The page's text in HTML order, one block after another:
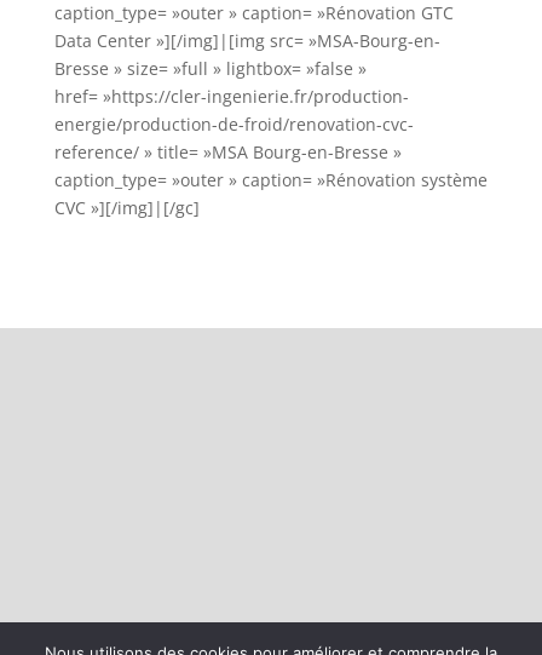
caption_type= »outer » caption= »Rénovation GTC
Data Center »][/img]|[img src= »MSA-Bourg-en-
Bresse » size= »full » lightbox= »false »
href= »https://cler-ingenierie.fr/production-
energie/production-de-froid/renovation-cvc-
reference/ » title= »MSA Bourg-en-Bresse »
caption_type= »outer » caption= »Rénovation système
CVC »][/img]|[/gc]